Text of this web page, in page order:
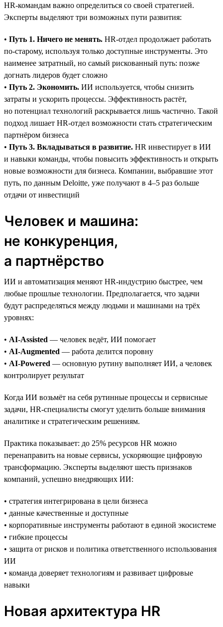
HR-командам важно определиться со своей стратегией.
Эксперты выделяют три возможных пути развития:
• Путь 1. Ничего не менять. HR-отдел продолжает работать
по-старому, используя только доступные инструменты. Это
наименее затратный, но самый рискованный путь: позже
догнать лидеров будет сложно
• Путь 2. Экономить. ИИ используется, чтобы снизить
затраты и ускорить процессы. Эффективность растёт,
но потенциал технологий раскрывается лишь частично. Такой
подход лишает HR-отдел возможности стать стратегическим
партнёром бизнеса
• Путь 3. Вкладываться в развитие. HR инвестирует в ИИ
и навыки команды, чтобы повысить эффективность и открыть
новые возможности для бизнеса. Компании, выбравшие этот
путь, по данным Deloitte, уже получают в 4–5 раз больше
отдачи от инвестиций
Человек и машина:
не конкуренция,
а партнёрство
ИИ и автоматизация меняют HR-индустрию быстрее, чем
любые прошлые технологии. Предполагается, что задачи
будут распределяться между людьми и машинами на трёх
уровнях:
• AI-Assisted — человек ведёт, ИИ помогает
• AI-Augmented — работа делится поровну
• AI-Powered — основную рутину выполняет ИИ, а человек
контролирует результат
Когда ИИ возьмёт на себя рутинные процессы и сервисные
задачи, HR-специалисты смогут уделить больше внимания
аналитике и стратегическим решениям.
Практика показывает: до 25% ресурсов HR можно
перенаправить на новые сервисы, ускоряющие цифровую
трансформацию. Эксперты выделяют шесть признаков
компаний, успешно внедряющих ИИ:
• стратегия интегрирована в цели бизнеса
• данные качественные и доступные
• корпоративные инструменты работают в единой экосистеме
• гибкие процессы
• защита от рисков и политика ответственного использования
ИИ
• команда доверяет технологиям и развивает цифровые
навыки
Новая архитектура HR